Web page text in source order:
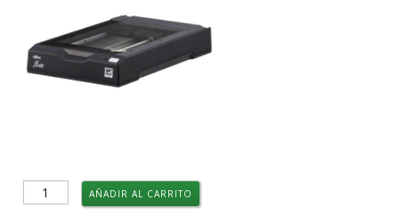
Escáner
Fujitsu
AÑADIR AL CARRITO